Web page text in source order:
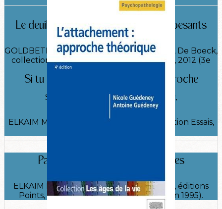
Panorama des thérapies familiales​
ELKAIM Mony (sous la direction de), Paris, éditions
Points, collection Essais, 2003 (1re édition 1995).
Si tu m’aimes, ne m’aime pas, Approche
systémique et psychothérapie,
ELKAIM Mony, Paris, éditions Points, collection Essais,
Le deuil impossible, Familles et tiers pesants
GOLDBETER-MERINFELD Edith, Bruxelles, De Boeck,
collection Carrefour des psychothérapies, 2012 (3e
édition, 1re édition 2005).